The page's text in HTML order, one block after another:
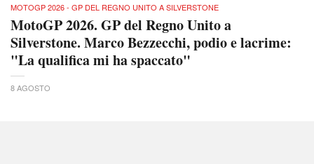
MOTOGP 2026 - GP DEL REGNO UNITO A SILVERSTONE
MotoGP 2026. GP del Regno Unito a
Silverstone. Marco Bezzecchi, podio e lacrime:
"La qualifica mi ha spaccato"
8 AGOSTO